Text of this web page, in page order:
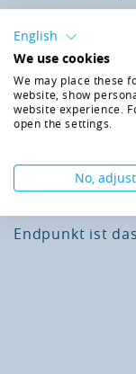
Harter Teich-
Herrliche
anstrengende
Walterdorf aus.
Eine schöne,
Endpunkt ist
English
We use cookies
We may place these
website, show
website experience.
open the settings.
No, adjust